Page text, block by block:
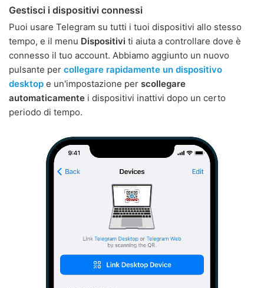
Gestisci i dispositivi connessi
Puoi usare Telegram su tutti i tuoi dispositivi allo stesso
tempo, e il menu Dispositivi ti aiuta a controllare dove è
connesso il tuo account. Abbiamo aggiunto un nuovo
pulsante per collegare rapidamente un dispositivo
desktop e un'impostazione per scollegare
automaticamente i dispositivi inattivi dopo un certo
periodo di tempo.